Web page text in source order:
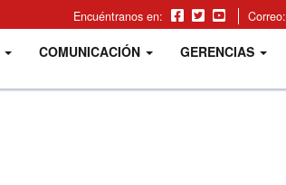
Encuéntranos en: Correo:
COMUNICACIÓN GERENCIAS